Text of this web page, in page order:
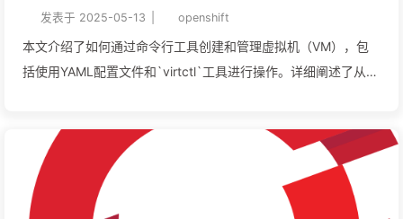
发表于 2025-05-13 openshift
本文介绍了如何通过命令行工具创建和管理虚拟机（VM），包
括使用YAML配置文件和`virtctl`工具进行操作。详细阐述了从创
过`virtctl`暴露虚拟机服务，以便实现更灵活的访问和管理。